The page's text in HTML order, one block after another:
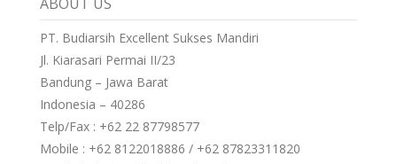
PT. Budiarsih Excellent Sukses Mandiri
Jl. Kiarasari Permai II/23
Bandung – Jawa Barat
Indonesia – 40286
Telp/Fax : +62 22 87798577
Mobile : +62 8122018886 / +62 87823311820